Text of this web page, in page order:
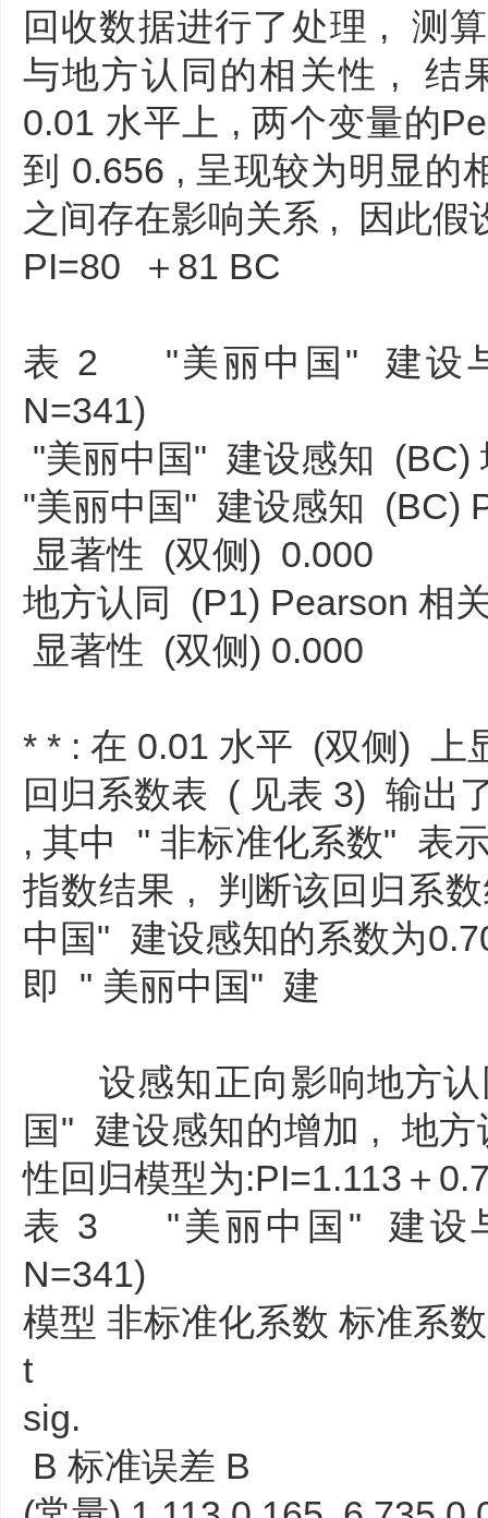
回收数据进行了处理 , 测
与地方认同的相关性 , 结
0.01 水平上 , 两个变量的
到 0.656 , 呈现较为明显的
之间存在影响关系 , 因此假
PI=80 ＋81 BC
表 2 "美丽中国" 建设
N=341)
"美丽中国" 建设感知 (BC)
"美丽中国" 建设感知 (BC)
显著性 (双侧) 0.000
地方认同 (P1) Pearson 相
显著性 (双侧) 0.000
* * : 在 0.01 水平 (双侧) 上
回归系数表 ( 见表 3) 输出
, 其中 " 非标准化系数" 表
指数结果 , 判断该回归系
中国" 建设感知的系数为
即 " 美丽中国" 建
设感知正向影响地方认
国" 建设感知的增加 , 地方
性回归模型为:PI=1.113＋
表 3 "美丽中国" 建设
N=341)
模型 非标准化系数 标准系
t
sig.
B 标准误差 B